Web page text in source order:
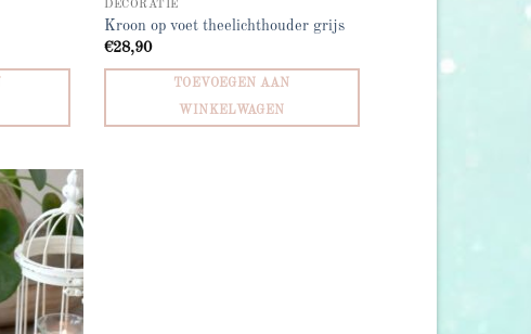
DECORATIE
Kroon op voet theelichthouder grijs
€28,90
TOEVOEGEN AAN
WINKELWAGEN
Add to
wishlist